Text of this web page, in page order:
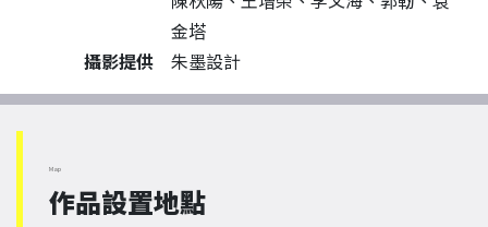
金塔
攝影提供
朱墨設計
Map
作品設置地點